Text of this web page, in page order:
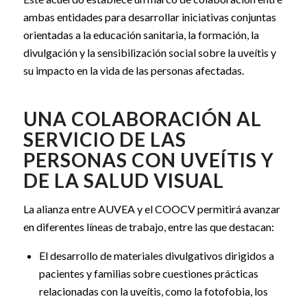
ambas entidades para desarrollar iniciativas conjuntas
orientadas a la educación sanitaria, la formación, la
divulgación y la sensibilización social sobre la uveítis y
su impacto en la vida de las personas afectadas.
UNA COLABORACIÓN AL
SERVICIO DE LAS
PERSONAS CON UVEÍTIS Y
DE LA SALUD VISUAL
La alianza entre AUVEA y el COOCV permitirá avanzar
en diferentes líneas de trabajo, entre las que destacan:
El desarrollo de materiales divulgativos dirigidos a
pacientes y familias sobre cuestiones prácticas
relacionadas con la uveítis, como la fotofobia, los